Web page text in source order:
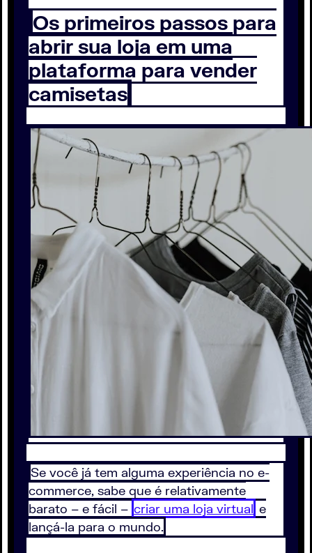
Os primeiros passos para
abrir sua loja em uma
plataforma para vender
camisetas
Se você já tem alguma experiência no e-
commerce, sabe que é relativamente
barato – e fácil – criar uma loja virtual e
lançá-la para o mundo.